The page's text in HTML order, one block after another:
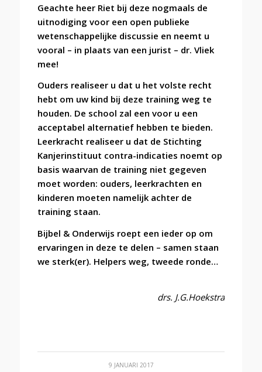
Geachte heer Riet bij deze nogmaals de
uitnodiging voor een open publieke
wetenschappelijke discussie en neemt u
vooral – in plaats van een jurist – dr. Vliek
mee!
Ouders realiseer u dat u het volste recht
hebt om uw kind bij deze training weg te
houden. De school zal een voor u een
acceptabel alternatief hebben te bieden.
Leerkracht realiseer u dat de Stichting
Kanjerinstituut contra-indicaties noemt op
basis waarvan de training niet gegeven
moet worden: ouders, leerkrachten en
kinderen moeten namelijk achter de
training staan.
Bijbel & Onderwijs roept een ieder op om
ervaringen in deze te delen – samen staan
we sterk(er). Helpers weg, tweede ronde…
drs. J.G.Hoekstra
9 JANUARI 2017